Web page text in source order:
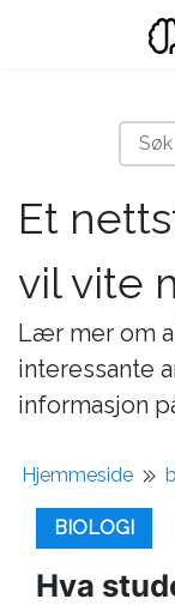
Et
vil vite
Lær mer om
interessante
informasjon
Hjemmeside
BIOLOGI
Hva